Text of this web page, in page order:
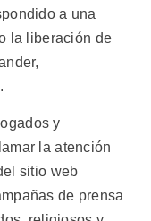
a una
la liberación de
y
la atención
sitio web
de prensa